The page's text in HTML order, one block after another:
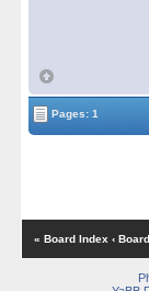
Pages: 1
« Board Index ‹ Board